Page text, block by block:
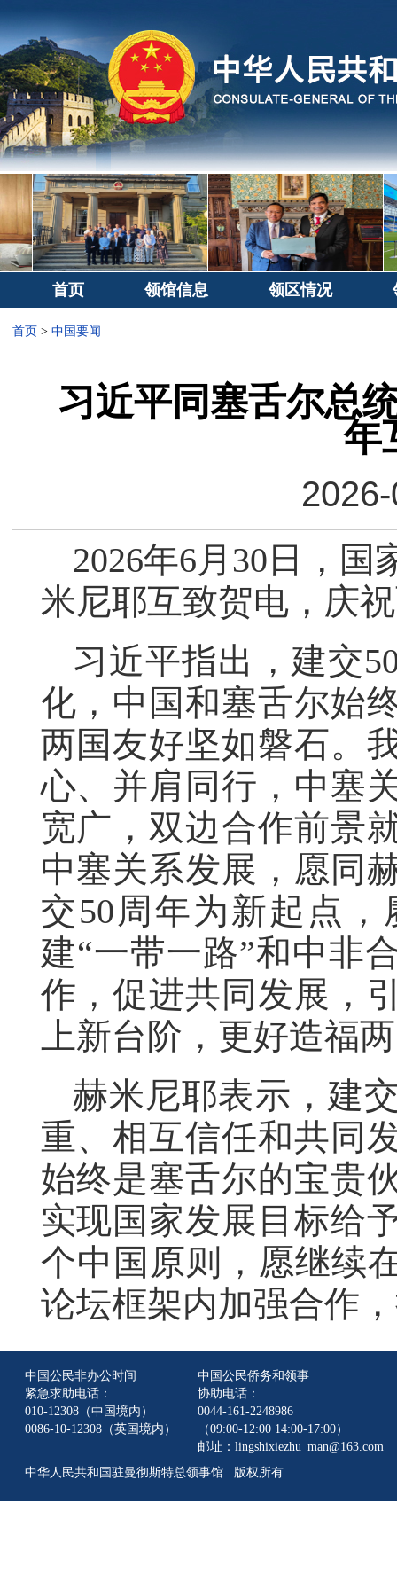
首页 领馆信息 领区情况
首页 > 中国要闻
习近平同塞舌尔总
年
2026年6月30日，
米尼耶互致贺电，庆
习近平指出，建交
化，中国和塞舌尔始
两国友好坚如磐石。
心、并肩同行，中塞
宽广，双边合作前景
中塞关系发展，愿同
交50周年为新起点
建“一带一路”和中非
作，促进共同发展，
上新台阶，更好造福
赫米尼耶表示，建
重、相互信任和共同
始终是塞舌尔的宝贵
实现国家发展目标给
个中国原则，愿继续
论坛框架内加强合作
中国公民非办公时间
紧急求助电话：
010-12308（中国境内）
0086-10-12308（英国境内）
中国公民侨务和领事
协助电话：
0044-161-2248986
（09:00-12:00 14:00-17:00）
邮址：lingshixiezhu_man@163.com
中华人民共和国驻曼彻斯特总领事馆 版权所有